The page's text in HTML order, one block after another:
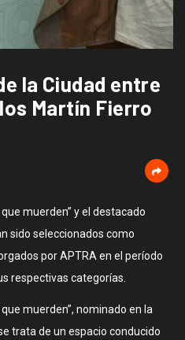
la Ciudad entre
Martín Fierro
muerden” y el destacado
sido seleccionados como
por APTRA en el período
respectivas categorías.
muerden”, nominado en la
trata de un espacio conducido